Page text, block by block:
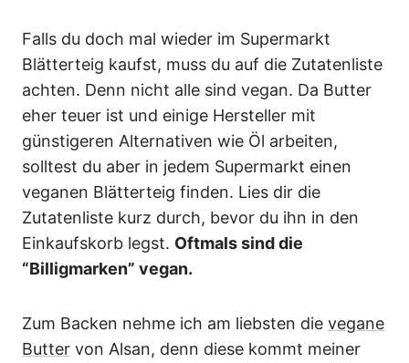
Falls du doch mal wieder im Supermarkt
Blätterteig kaufst, muss du auf die Zutatenliste
achten. Denn nicht alle sind vegan. Da Butter
eher teuer ist und einige Hersteller mit
günstigeren Alternativen wie Öl arbeiten,
solltest du aber in jedem Supermarkt einen
veganen Blätterteig finden. Lies dir die
Zutatenliste kurz durch, bevor du ihn in den
Einkaufskorb legst. Oftmals sind die
“Billigmarken” vegan.
Zum Backen nehme ich am liebsten die vegane
Butter von Alsan, denn diese kommt meiner